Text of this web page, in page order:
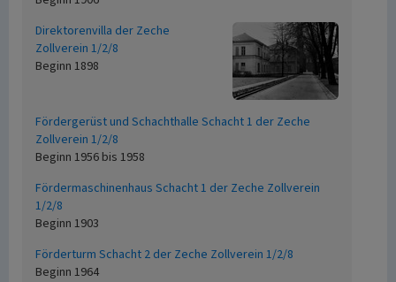
Direktorenvilla der Zeche
Zollverein 1/2/8
Beginn 1898
Fördergerüst und Schachthalle Schacht 1 der Zeche
Zollverein 1/2/8
Beginn 1956 bis 1958
Fördermaschinenhaus Schacht 1 der Zeche Zollverein
1/2/8
Beginn 1903
Förderturm Schacht 2 der Zeche Zollverein 1/2/8
Beginn 1964